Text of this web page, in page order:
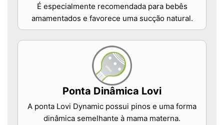
É especialmente recomendada para bebês
amamentados e favorece uma sucção natural.
Ponta Dinâmica Lovi
A ponta Lovi Dynamic possui pinos e uma forma
dinâmica semelhante à mama materna.